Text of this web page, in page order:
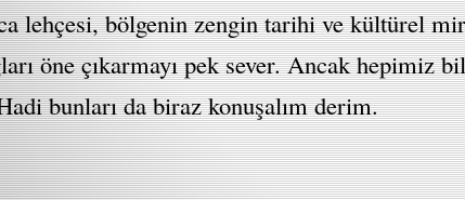
lehçesi, bölgenin zengin tarihi ve kültürel
öne çıkarmayı pek sever. Ancak hepimiz
bunları da biraz konuşalım derim.